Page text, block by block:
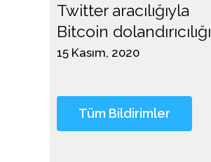
Twitter aracılığıyla
Bitcoin dolandırıcılığı
15 Kasım, 2020